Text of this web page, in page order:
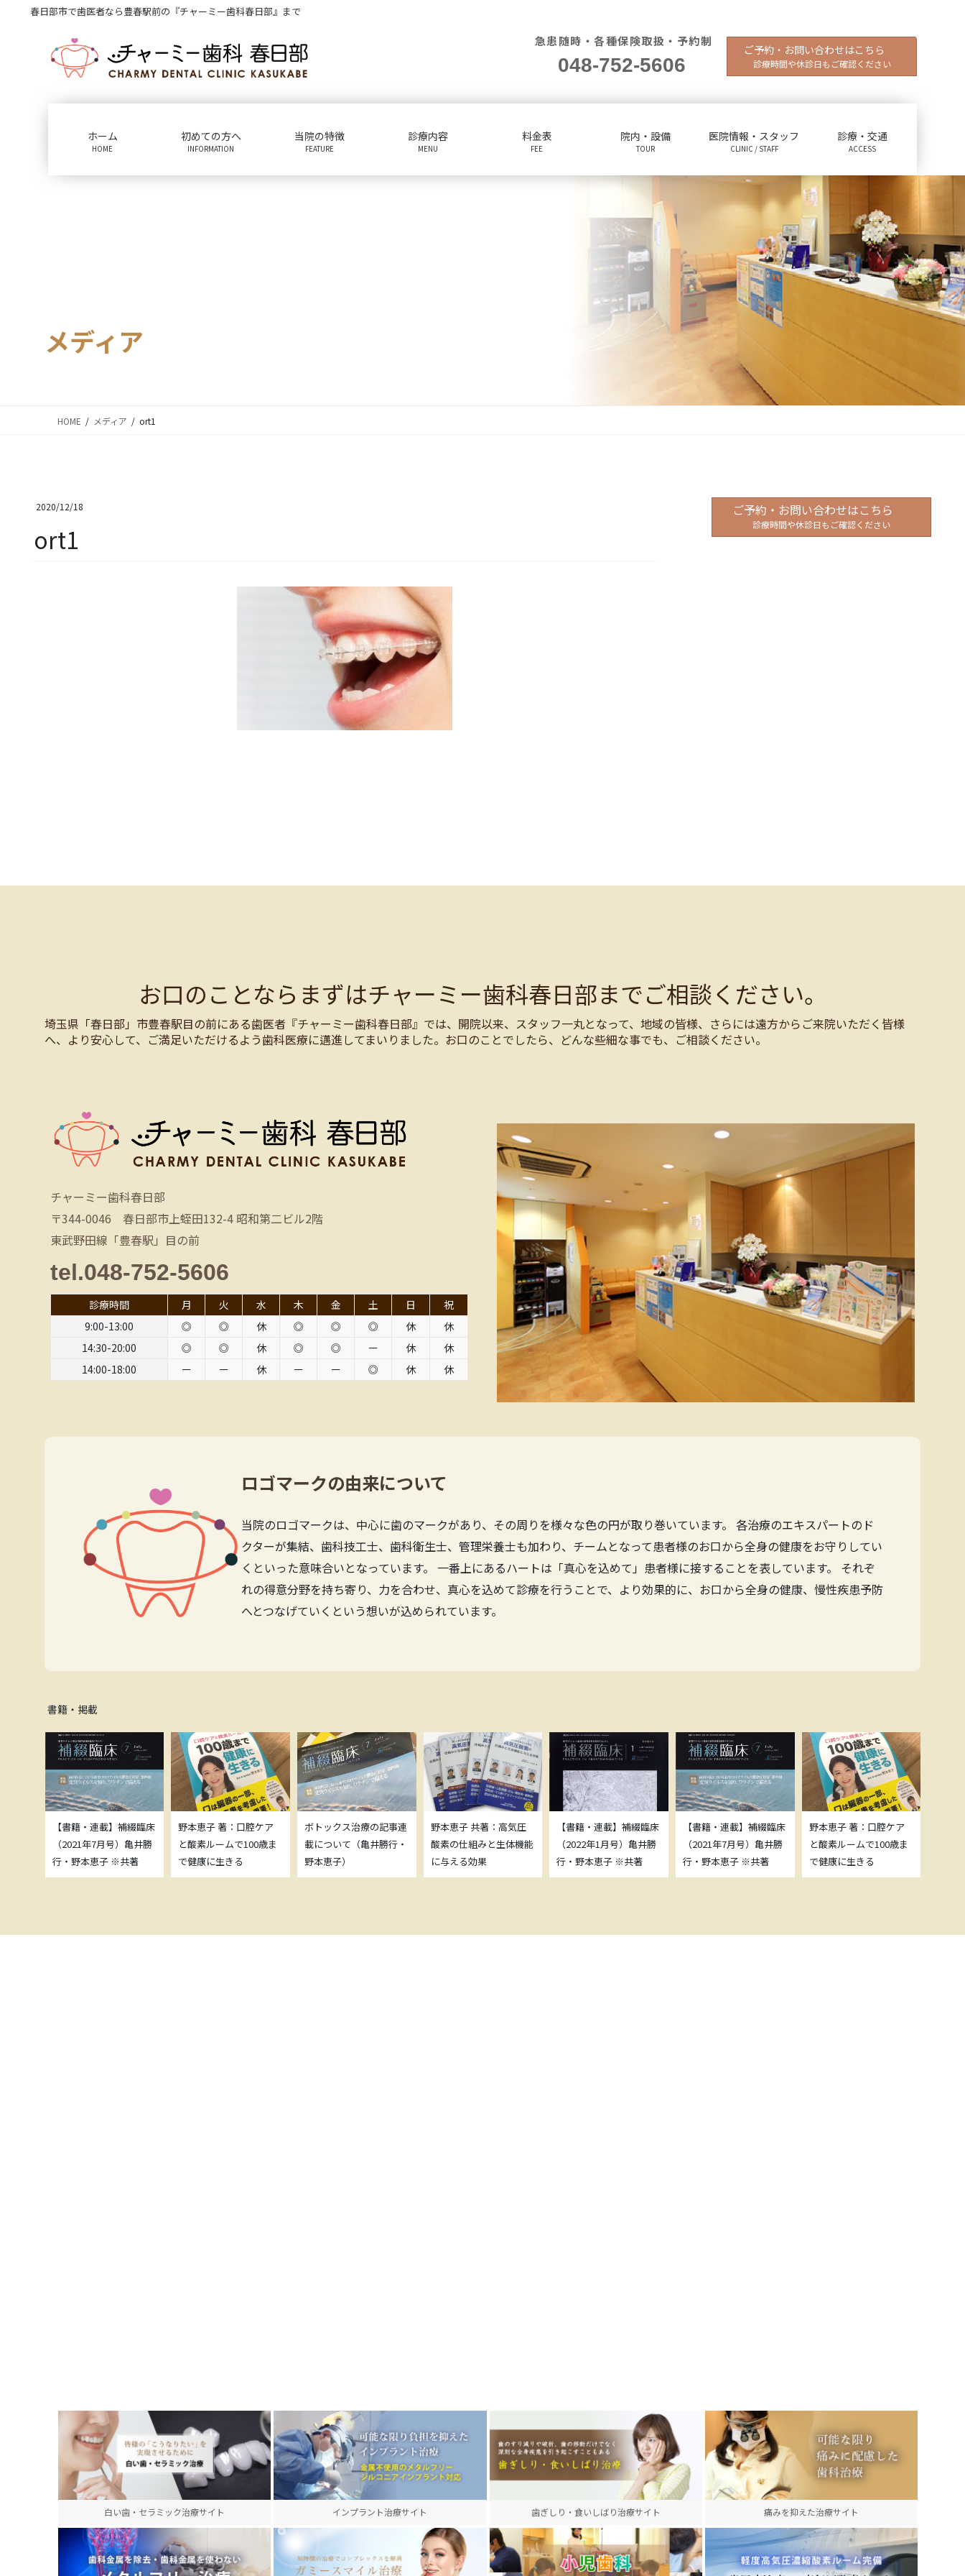
春日部市で歯医者なら豊春駅前の『チャーミー歯科春日部』まで
急患随時・各種保険取扱・予約制
048-752-5606
ご予約・お問い合わせはこちら
診療時間や休診日もご確認ください
ホーム
HOME
初めての方へ
INFORMATION
当院の特徴
FEATURE
診療内容
MENU
料金表
FEE
院内・設備
TOUR
医院情報・スタッフ
CLINIC / STAFF
診療・交通
ACCESS
メディア
HOME メディア ort1
2020/12/18
ort1
ご予約・お問い合わせはこちら
診療時間や休診日もご確認ください
お口のことならまずはチャーミー歯科春日部までご相談ください。
埼玉県「春日部」市豊春駅目の前にある歯医者『チャーミー歯科春日部』では、開院以来、スタッフ一丸となって、地域の皆様、さらには遠方からご来院いただく皆様
へ、より安心して、ご満足いただけるよう歯科医療に邁進してまいりました。お口のことでしたら、どんな些細な事でも、ご相談ください。
チャーミー歯科春日部
〒344-0046 春日部市上蛭田132-4 昭和第二ビル2階
東武野田線「豊春駅」目の前
tel.048-752-5606
診療時間 月 火 水 木 金 土 日
祝
9:00-13:00
◎ ◎ 休 ◎ ◎ ◎ 休
休
14:30-20:00
◎ ◎ 休 ◎ ◎ ー 休
休
14:00-18:00
ー ー 休 ー ー ◎ 休 休
ロゴマークの由来について
当院のロゴマークは、中心に歯のマークがあり、その周りを様々な色の円が取り巻いています。 各治療のエキスパートのド
クターが集結、歯科技工士、歯科衛生士、管理栄養士も加わり、チームとなって患者様のお口から全身の健康をお守りしてい
くといった意味合いとなっています。 一番上にあるハートは「真心を込めて」患者様に接することを表しています。 それぞ
れの得意分野を持ち寄り、力を合わせ、真心を込めて診療を行うことで、より効果的に、お口から全身の健康、慢性疾患予防
へとつなげていくという想いが込められています。
書籍・掲載
【書籍・連載】補綴臨床
（2021年7月号）亀井勝
行・野本恵子 ※共著
野本恵子 著：口腔ケア
と酸素ルームで100歳ま
で健康に生きる
ボトックス治療の記事連
載について（亀井勝行・
野本恵子）
野本恵子 共著：高気圧
酸素の仕組みと生体機能
に与える効果
【書籍・連載】補綴臨床
（2022年1月号）亀井勝
行・野本恵子 ※共著
【書籍・連載】補綴臨床
（2021年7月号）亀井勝
行・野本恵子 ※共著
野本恵子 著：口腔ケア
と酸素ルームで100歳ま
で健康に生きる
白い歯・セラミック治療サイト インプラント治療サイト 歯ぎしり・食いしばり治療サイト 痛みを抑えた治療サイト